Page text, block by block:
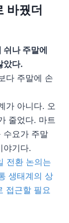
바꿨더
쉬나 주말에
았다.
다 주말에 손
가 아니다. 오
줄었다. 마트
수요가 주말
야기다.
전환 논의는
생태계의 상
접근할 필요